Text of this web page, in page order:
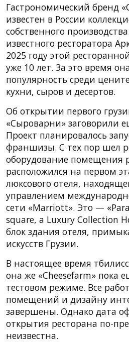
Гастрономический бренд
известен в России
собственного
известного ресторатора
2025 году этой
уже 10 лет. За это время
популярность среди
кухни, сыров и десертов.
Об открытии первого
«Сыроварни» заговорили
Проект планировалось
франшизы. С тех пор шел
оборудование помещения
расположился на первом
люксового отеля,
управлением
сети «Marriott». Это —
square, a Luxury Collection
блок здания отеля,
искусств Грузии.
В настоящее время
она же «Cheesefarm» пока
тестовом режиме. Все
помещений и дизайну
завершены. Однако дата
открытия ресторана по-
неизвестна.